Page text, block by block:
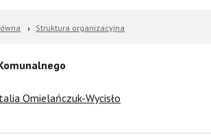
Struktura organizacyjna
Omielańczuk-Wycisło